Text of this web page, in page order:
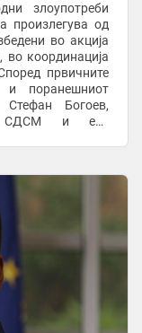
злоупотреби
произлегува од
во акција
во координација
првичните
и поранешниот
Богоев,
СДСМ и екс